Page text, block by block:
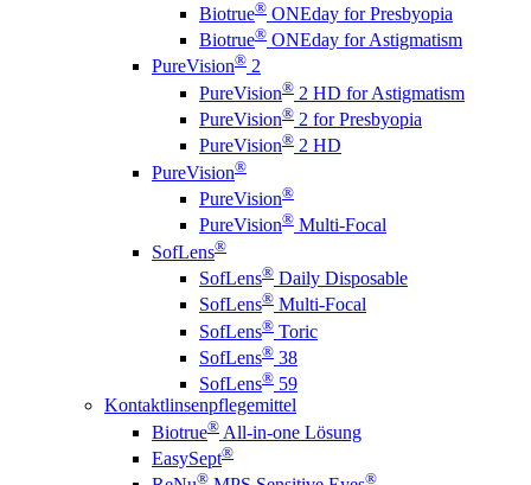
Biotrue® ONEday for Presbyopia
Biotrue® ONEday for Astigmatism
PureVision® 2
PureVision® 2 HD for Astigmatism
PureVision® 2 for Presbyopia
PureVision® 2 HD
PureVision®
PureVision®
PureVision® Multi-Focal
SofLens®
SofLens® Daily Disposable
SofLens® Multi-Focal
SofLens® Toric
SofLens® 38
SofLens® 59
Kontaktlinsenpflegemittel
Biotrue® All-in-one Lösung
EasySept®
® ®